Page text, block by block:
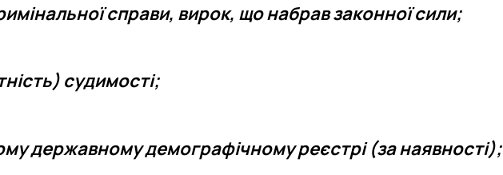
справи, вирок, що набрав законної сили;
судимості;
державному демографічному реєстрі (за наявності);